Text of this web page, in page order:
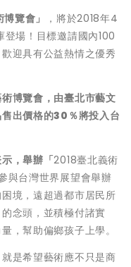
博覽會」
，將於2018年4
場！目標邀請國內100
迎具有公益熱情之優秀
博覽會，由臺北市藝文
出價格的30％將投入台
，舉辦「2018臺北義術
與台灣世界展望會舉辦
境，遠超過都市居民所
念頭，並積極付諸實
，幫助偏鄉孩子上學。
是希望藝術應不只是商